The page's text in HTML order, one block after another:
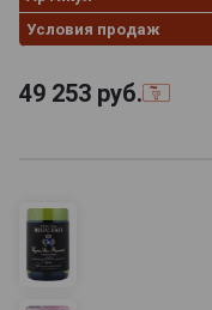
Условия продаж
49 253 руб.